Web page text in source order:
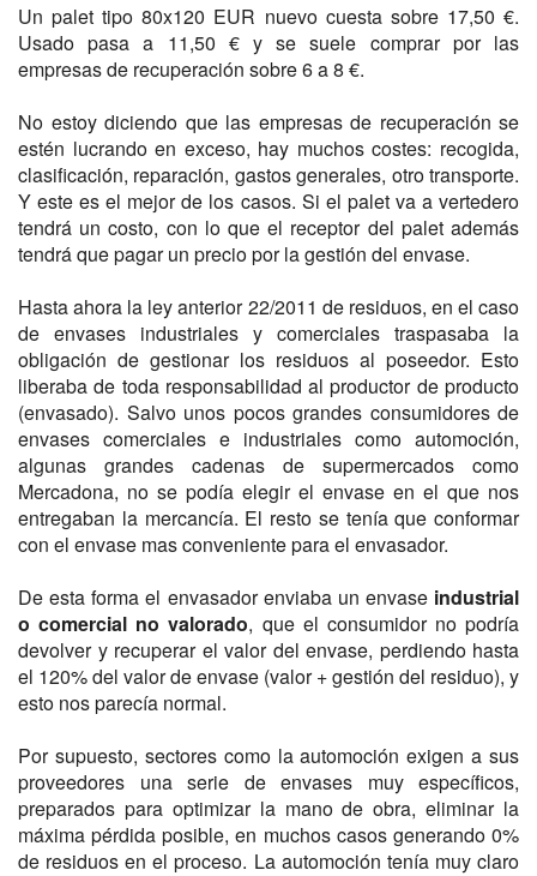
Un palet tipo 80x120 EUR nuevo cuesta sobre 17,50 €.
Usado pasa a 11,50 € y se suele comprar por las
empresas de recuperación sobre 6 a 8 €.
No estoy diciendo que las empresas de recuperación se
estén lucrando en exceso, hay muchos costes: recogida,
clasificación, reparación, gastos generales, otro transporte.
Y este es el mejor de los casos. Si el palet va a vertedero
tendrá un costo, con lo que el receptor del palet además
tendrá que pagar un precio por la gestión del envase.
Hasta ahora la ley anterior 22/2011 de residuos, en el caso
de envases industriales y comerciales traspasaba la
obligación de gestionar los residuos al poseedor. Esto
liberaba de toda responsabilidad al productor de producto
(envasado). Salvo unos pocos grandes consumidores de
envases comerciales e industriales como automoción,
algunas grandes cadenas de supermercados como
Mercadona, no se podía elegir el envase en el que nos
entregaban la mercancía. El resto se tenía que conformar
con el envase mas conveniente para el envasador.
De esta forma el envasador enviaba un envase industrial
o comercial no valorado, que el consumidor no podría
devolver y recuperar el valor del envase, perdiendo hasta
el 120% del valor de envase (valor + gestión del residuo), y
esto nos parecía normal.
Por supuesto, sectores como la automoción exigen a sus
proveedores una serie de envases muy específicos,
preparados para optimizar la mano de obra, eliminar la
máxima pérdida posible, en muchos casos generando 0%
de residuos en el proceso. La automoción tenía muy claro